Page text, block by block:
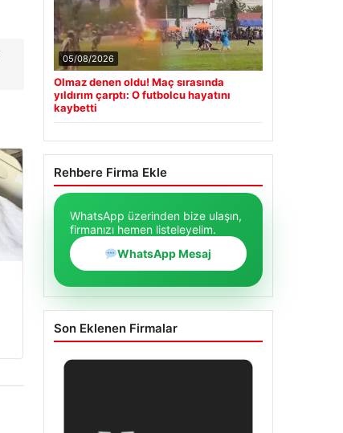
05/08/2026
Olmaz denen oldu! Maç sırasında
yıldırım çarptı: O futbolcu hayatını
kaybetti
Rehbere Firma Ekle
WhatsApp üzerinden bize ulaşın,
firmanızı hemen listeleyelim.
WhatsApp Mesaj
Son Eklenen Firmalar